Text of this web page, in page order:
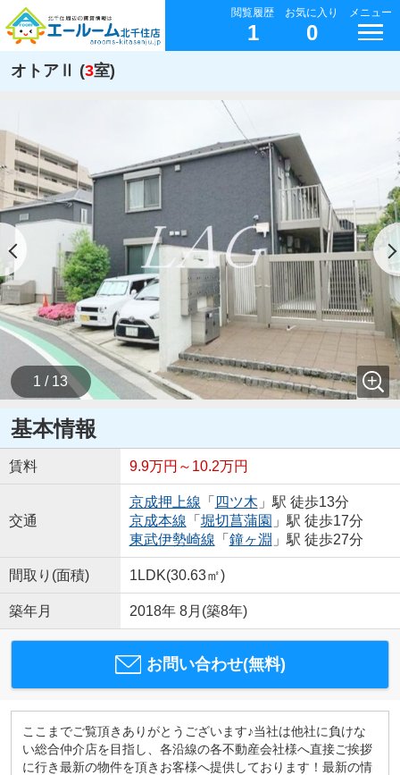
閲覧履歴
1
お気に入り
0
メニュー
オトアⅡ (3室)
1 / 13
基本情報
賃料 9.9万円～10.2万円
交通
京成押上線 「 四ツ木 」駅 徒歩13分
京成本線 「 堀切菖蒲園 」駅 徒歩17分
東武伊勢崎線 「 鐘ヶ淵 」駅 徒歩27分
間取り(面積) 1LDK(30.63㎡)
築年月 2018年 8月(築8年)
お問い合わせ(無料)
ここまでご覧頂きありがとうございます♪当社は他社に負けな
い総合仲介店を目指し、各沿線の各不動産会社様へ直接ご挨拶
に行き最新の物件を頂きお客様へ提供しております！最新の情